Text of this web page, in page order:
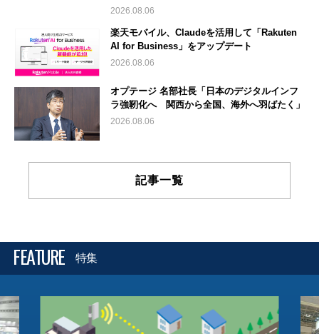
2026.08.06
楽天モバイル、Claudeを活用して「Rakuten
AI for Business」をアップデート
2026.08.06
オプテージ 名部社長「日本のデジタルインフ
ラ強靭化へ 関西から全国、海外へ羽ばたく」
2026.08.06
記事一覧
FEATURE 特集